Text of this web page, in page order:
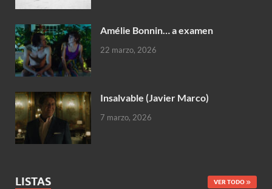
Amélie Bonnin… a examen
22 marzo, 2026
Insalvable (Javier Marco)
7 marzo, 2026
LISTAS VER TODO